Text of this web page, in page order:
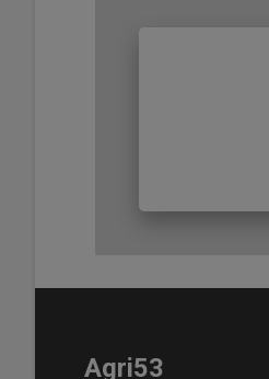
Agri53